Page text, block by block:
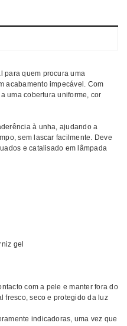
para quem procura uma
acabamento impecável. Com
uma cobertura uniforme, cor
à unha, ajudando a
sem lascar facilmente. Deve
e catalisado em lâmpada
gel
com a pele e manter fora do
fresco, seco e protegido da luz
indicadoras, uma vez que